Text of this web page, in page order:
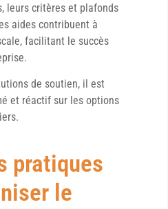
leurs critères et plafonds
aides contribuent à
facilitant le succès
de soutien, il est
et réactif sur les options
pratiques
le